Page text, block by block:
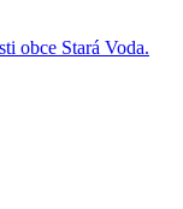
obce Stará Voda.